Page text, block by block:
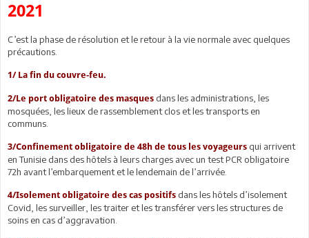
2021
C’est la phase de résolution et le retour à la vie normale avec quelques
précautions.
1/ La fin du couvre-feu.
2/Le port obligatoire des masques dans les administrations, les
mosquées, les lieux de rassemblement clos et les transports en
communs.
3/Confinement obligatoire de 48h de tous les voyageurs qui arrivent
en Tunisie dans des hôtels à leurs charges avec un test PCR obligatoire
72h avant l’embarquement et le lendemain de l’arrivée.
4/Isolement obligatoire des cas positifs dans les hôtels d’isolement
Covid, les surveiller, les traiter et les transférer vers les structures de
soins en cas d’aggravation.